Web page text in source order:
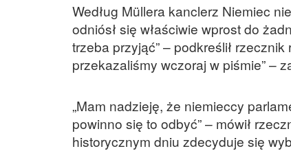
Według Müllera kanclerz Niemiec
odniósł się właściwie wprost do
trzeba przyjąć” – podkreślił
przekazaliśmy wczoraj w piśmie” –
„Mam nadzieję, że niemieccy
powinno się to odbyć” – mówił
historycznym dniu zdecyduje się